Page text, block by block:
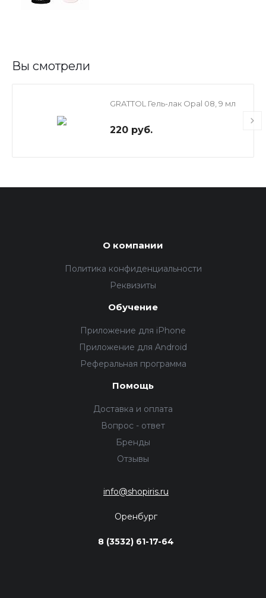
Вы смотрели
GRATTOL Гель-лак Opal 08, 9 мл
220 руб.
О компании
Политика конфиденциальности
Реквизиты
Обучение
Приложение для iPhone
Приложение для Android
Реферальная программа
Помощь
Доставка и оплата
Вопрос - ответ
Бренды
Отзывы
info@shopiris.ru
Оренбург
8 (3532) 61-17-64